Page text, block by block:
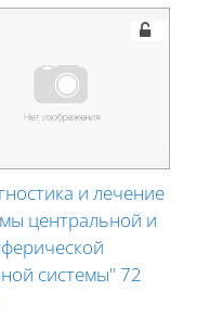
и лечение
центральной и
системы" 72